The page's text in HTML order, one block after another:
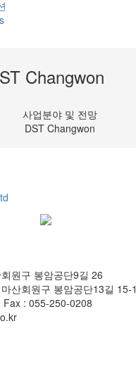
Changwon
사업분야 및 전망
DST Changwon
원구 봉암공단9길 26
산회원구 봉암공단13길 15-1
: 055-250-0208